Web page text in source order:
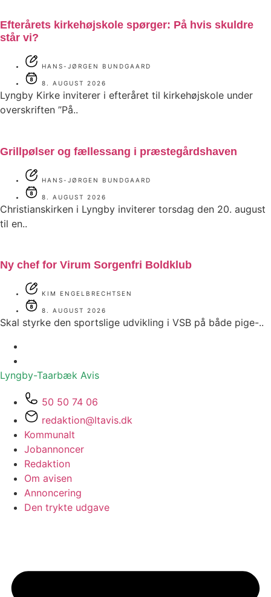
Efterårets kirkehøjskole spørger: På hvis skuldre
står vi?
HANS-JØRGEN BUNDGAARD
8. AUGUST 2026
Lyngby Kirke inviterer i efteråret til kirkehøjskole under
overskriften ”På..
Grillpølser og fællessang i præstegårdshaven
HANS-JØRGEN BUNDGAARD
8. AUGUST 2026
Christianskirken i Lyngby inviterer torsdag den 20. august
til en..
Ny chef for Virum Sorgenfri Boldklub
KIM ENGELBRECHTSEN
8. AUGUST 2026
Skal styrke den sportslige udvikling i VSB på både pige-..
Lyngby-Taarbæk Avis
50 50 74 06
redaktion@ltavis.dk
Kommunalt
Jobannoncer
Redaktion
Om avisen
Annoncering
Den trykte udgave